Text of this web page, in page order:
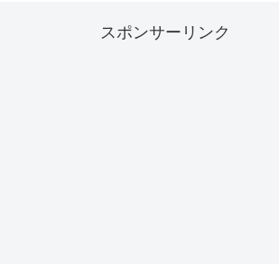
スポンサーリンク